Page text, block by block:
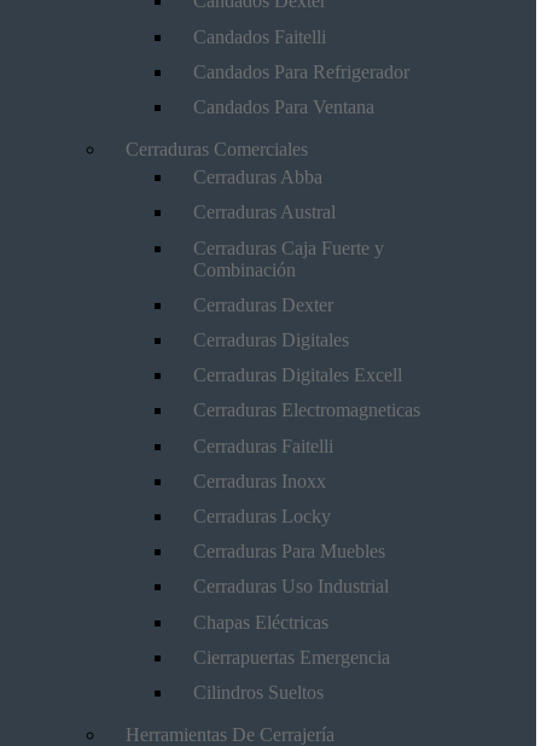
Candados Faitelli
Candados Para Refrigerador
Candados Para Ventana
Cerraduras Comerciales
Cerraduras Abba
Cerraduras Austral
Cerraduras Caja Fuerte y
Combinación
Cerraduras Dexter
Cerraduras Digitales
Cerraduras Digitales Excell
Cerraduras Electromagneticas
Cerraduras Faitelli
Cerraduras Inoxx
Cerraduras Locky
Cerraduras Para Muebles
Cerraduras Uso Industrial
Chapas Eléctricas
Cierrapuertas Emergencia
Cilindros Sueltos
Herramientas De Cerrajería